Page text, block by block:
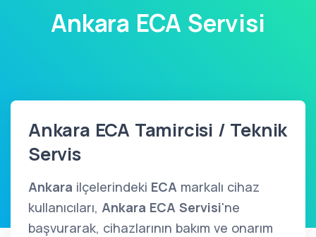
Ankara ECA Servisi
Ankara ECA Tamircisi / Teknik
Servis
Ankara ilçelerindeki ECA markalı cihaz
kullanıcıları, Ankara ECA Servisi'ne
başvurarak, cihazlarının bakım ve onarım